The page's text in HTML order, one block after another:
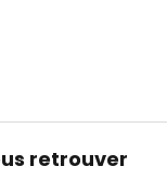
retrouver